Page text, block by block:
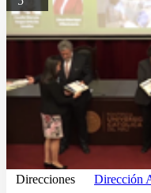
Direcciones Dirección